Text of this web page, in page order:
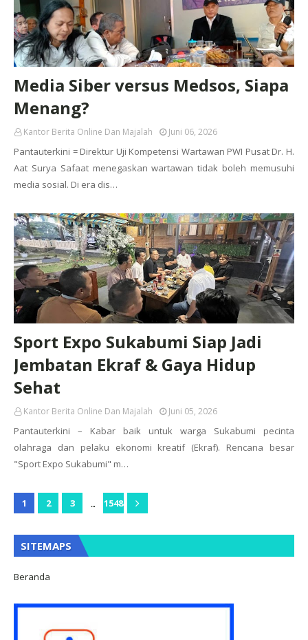
Media Siber versus Medsos, Siapa
Menang?
Kantor Berita Online Dan Majalah Juni 06, 2026
Pantauterkini = Direktur Uji Kompetensi Wartawan PWI Pusat Dr. H.
Aat Surya Safaat menegaskan wartawan tidak boleh memusuhi
media sosial. Di era dis…
Sport Expo Sukabumi Siap Jadi
Jembatan Ekraf & Gaya Hidup
Sehat
Kantor Berita Online Dan Majalah Juni 05, 2026
Pantauterkini – Kabar baik untuk warga Sukabumi pecinta
olahraga dan pelaku ekonomi kreatif (Ekraf). Rencana besar
"Sport Expo Sukabumi" m…
1 2 3 ... 1548
SITEMAPS
Beranda